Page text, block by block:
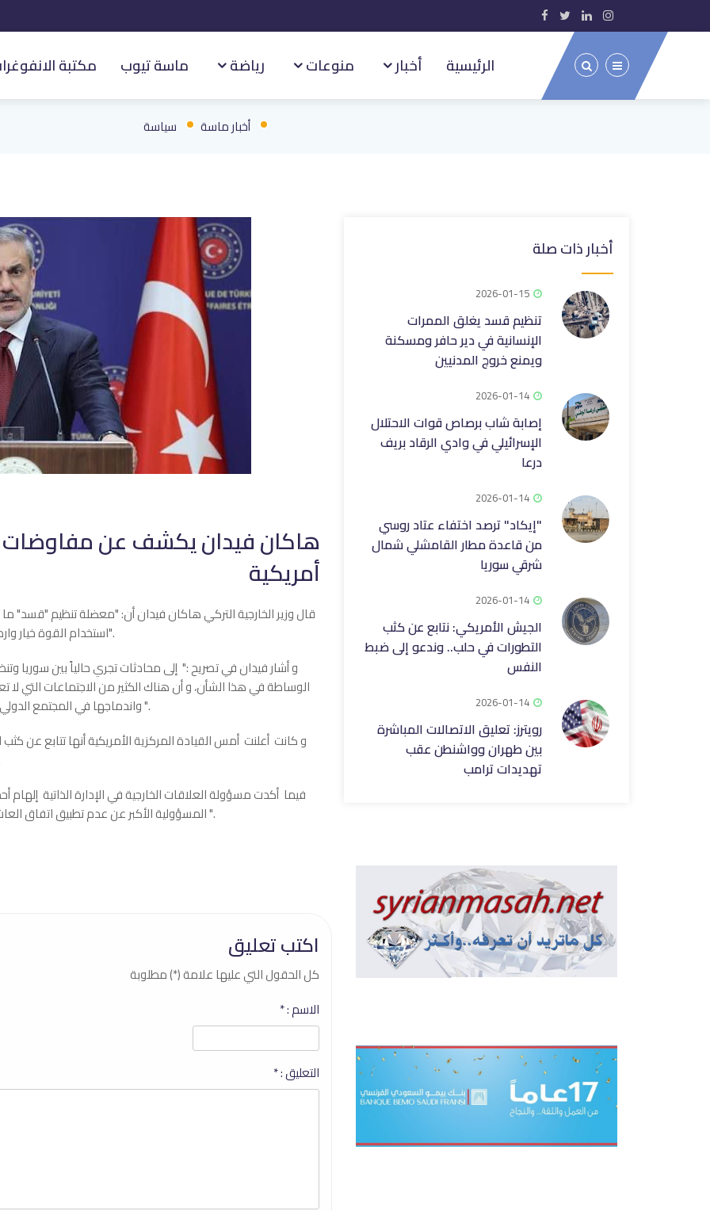
الرئيسية أخبار منوعات رياضة ماسة تيوب مكتبة
أخبار ماسة سياسة
هاكان فيدان يكشف عن
أمريكية
قال وزير الخارجية التركي هاكان فيدان أن: "معضلة تنظيم "قسد"
استخدام القوة خيار وارد أمام حكومة دمشق في حال فشل المفاوضات مع قسد".
و أشار فيدان في تصريح :" إلى محادثات تجري حالياً بين سوريا
الوساطة في هذا الشأن، و أن هناك الكثير من الاجتماعات التي لا
واندماجها في المجتمع الدولي يعدان من أبرز التطورات الإيجابية التي حصلت خلال عام ٢٠٢٥ ".
و كانت أعلنت أمس القيادة المركزية الأمريكية أنها تتابع عن
فيما أكدت مسؤولة العلاقات الخارجية في الإدارة الذاتية إلهام
المسؤولية الأكبر عن عدم تطبيق اتفاق العاشر من آذار، محمّلةً إياها تبعات التصعيد الأخير في مدينة حلب ".
اكتب تعليق
كل الحقول التي عليها علامة (*) مطلوبة
الاسم :*
التعليق :*
أخبار ذات صلة
2026-01-15
تنظيم قسد يغلق الممرات
الإنسانية في دير حافر ومسكنة
ويمنع خروج المدنيين
2026-01-14
إصابة شاب برصاص قوات الاحتلال
الإسرائيلي في وادي الرقاد بريف
درعا
2026-01-14
"إيكاد" ترصد اختفاء عتاد روسي
من قاعدة مطار القامشلي شمال
شرقي سوريا
2026-01-14
الجيش الأمريكي: نتابع عن كثب
التطورات في حلب.. وندعو إلى ضبط
النفس
2026-01-14
رويترز: تعليق الاتصالات المباشرة
بين طهران وواشنطن عقب
تهديدات ترامب